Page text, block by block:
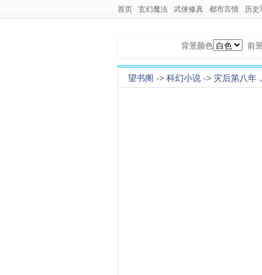
首页 玄幻魔法 武侠修真 都市言情 历史
背景颜色 前
望书阁 -> 科幻小说 -> 灾后第八年